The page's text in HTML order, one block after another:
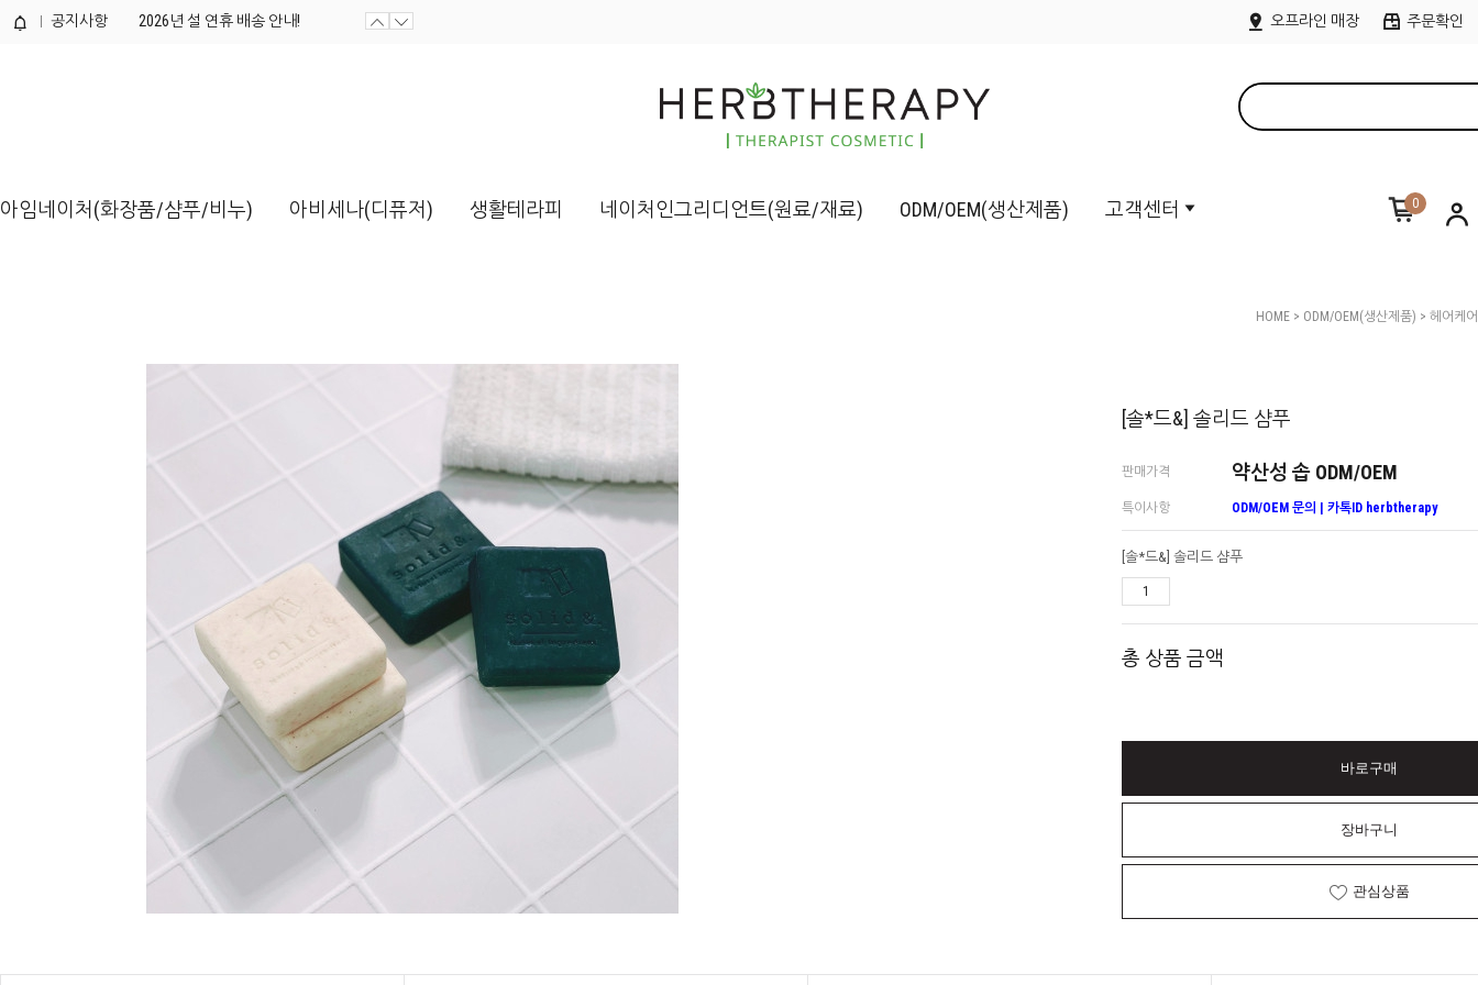
공지사항
2026년 설 연휴 배송 안내!
오프라인 매장 주문확인
아임네이처(화장품/샴푸/비누) 아비세나(디퓨저) 생활테라피 네이처인그리디언트(원료/재료) ODM/OEM(생산제품) 고객센터 0
HOME > ODM/OEM(생산제품) > 헤어케
[솔*드&] 솔리드 샴푸
판매가격 약산성 솝 ODM/OEM
특이사항 ODM/OEM 문의 | 카톡ID herbtherapy
[솔*드&] 솔리드 샴푸
총 상품 금액
바로구매
장바구니
관심상품